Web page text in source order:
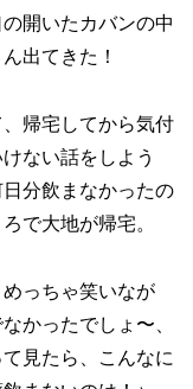
開いたカバンの中
出てきた！
帰宅してから気付
ない話をしよう
分飲まなかったの
で大地が帰宅。
っちゃ笑いなが
かったでしょ〜、
見たら、こんなに